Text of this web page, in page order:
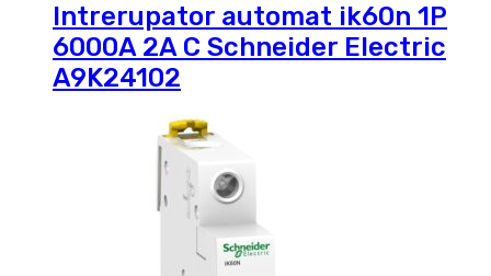
Intrerupator automat ik60n 1P
6000A 2A C Schneider Electric
A9K24102